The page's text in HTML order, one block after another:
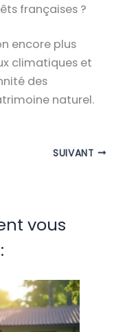
françaises ?
encore plus
climatiques et
des
naturel.
SUIVANT
vous